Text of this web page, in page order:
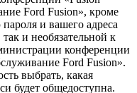
Ford Fusion», кроме
и вашего адреса
и необязательной к
конференции
Ford Fusion».
выбрать, какая
будет общедоступна.